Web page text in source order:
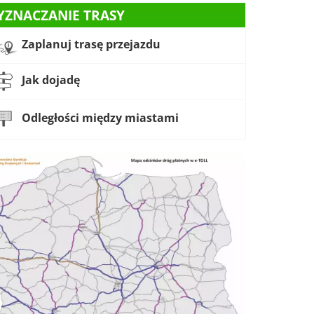
TRASY
Zaplanuj trasę przejazdu
Jak dojadę
Odległości między miastami